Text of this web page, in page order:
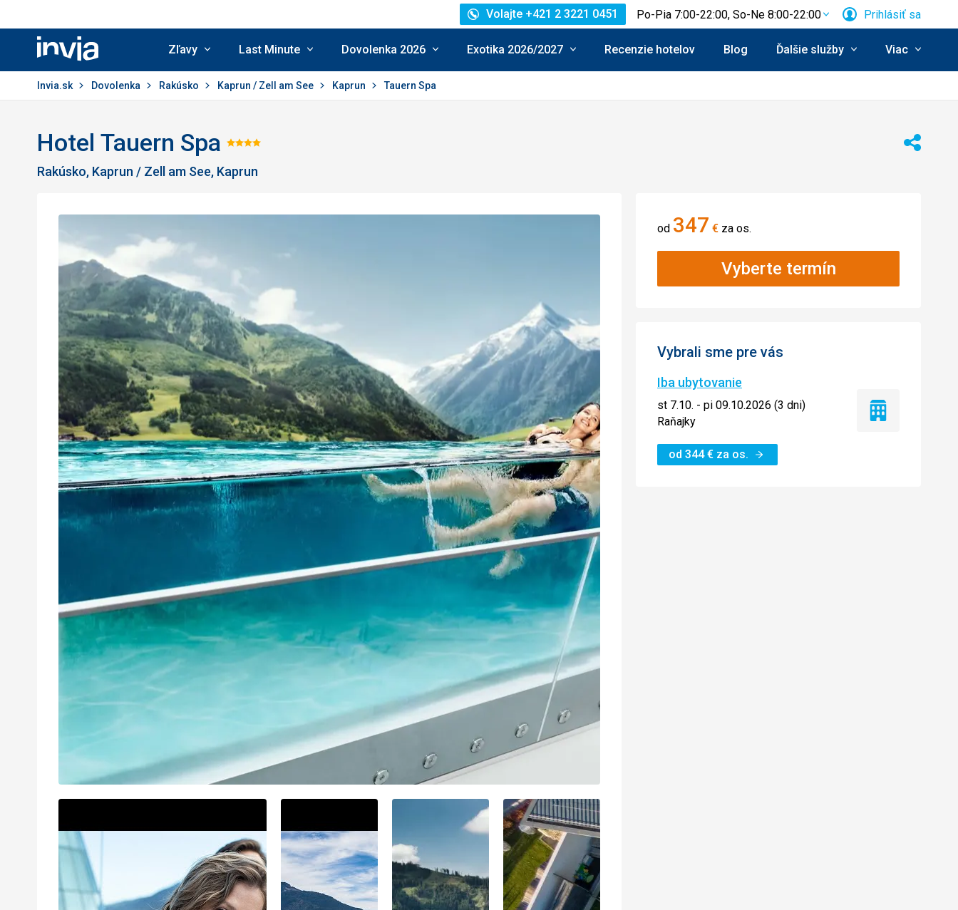
Invia.sk
Volajte +421 2 3221 0451 Po-Pia 7:00-22:00, So-Ne 8:00-22:00 Prihlásiť sa
Zľavy Last Minute Dovolenka 2026 Exotika 2026/2027 Recenzie hotelov Blog Ďalšie služby Viac
Invia.sk Dovolenka Rakúsko Kaprun / Zell am See Kaprun Tauern Spa
Hotel Tauern Spa Hodnotenie:
4/5
Rakúsko, Kaprun / Zell am See, Kaprun
Zdieľať
od 347 € za os.
Vyberte termín
Vybrali sme pre vás
Iba ubytovanie
st 7.10. - pi 09.10.2026 (3 dni)
Raňajky
od 344 € za os.
Iba